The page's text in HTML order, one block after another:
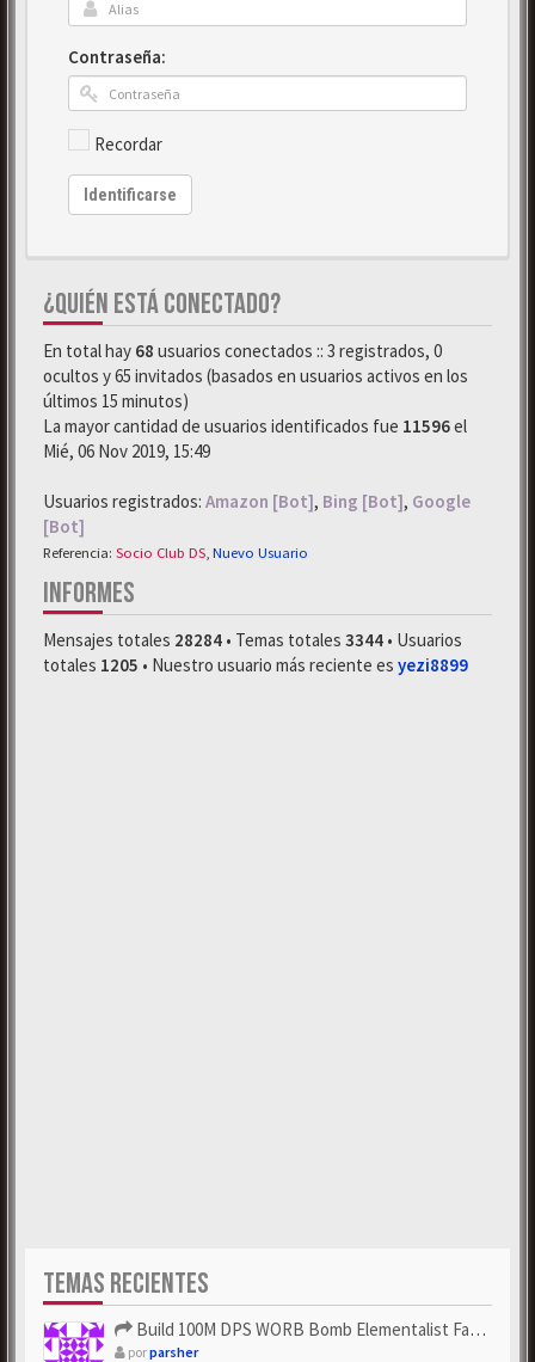
Contraseña:
Recordar
Identificarse
¿QUIÉN ESTÁ CONECTADO?
En total hay 68 usuarios conectados :: 3 registrados, 0
ocultos y 65 invitados (basados en usuarios activos en los
últimos 15 minutos)
La mayor cantidad de usuarios identificados fue 11596el
Mié, 06 Nov 2019, 15:49
Usuarios registrados: Amazon [Bot], Bing [Bot], Google
[Bot]
Referencia: Socio Club DS Nuevo Usuario
INFORMES
Mensajes totales 28284 • Temas totales 3344 • Usuarios
totales 1205 • Nuestro usuario más reciente es yezi8899
TEMAS RECIENTES
Build 100M DPS WORB Bomb Elementalist Fast - Grab POE Curren...
porparsher